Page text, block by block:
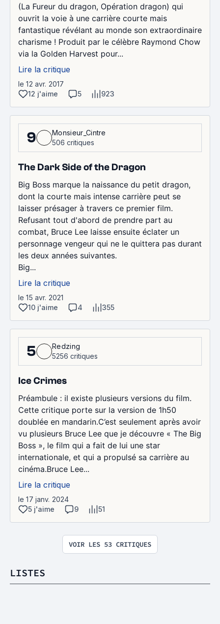
(La Fureur du dragon, Opération dragon) qui
ouvrit la voie à une carrière courte mais
fantastique révélant au monde son extraordinaire
charisme ! Produit par le célèbre Raymond Chow
via la Golden Harvest pour...
Lire la critique
le 12 avr. 2017
12 j'aime
5 923
9
Monsieur_Cintre
506 critiques
The Dark Side of the Dragon
Big Boss marque la naissance du petit dragon,
dont la courte mais intense carrière peut se
laisser présager à travers ce premier film.
Refusant tout d'abord de prendre part au
combat, Bruce Lee laisse ensuite éclater un
personnage vengeur qui ne le quittera pas durant
les deux années suivantes.
Big...
Lire la critique
le 15 avr. 2021
10 j'aime
4 355
5
Redzing
5256 critiques
Ice Crimes
Préambule : il existe plusieurs versions du film.
Cette critique porte sur la version de 1h50
doublée en mandarin.C’est seulement après avoir
vu plusieurs Bruce Lee que je découvre « The Big
Boss », le film qui a fait de lui une star
internationale, et qui a propulsé sa carrière au
cinéma.Bruce Lee...
Lire la critique
le 17 janv. 2024
5 j'aime
9 51
VOIR LES 53 CRITIQUES
LISTES